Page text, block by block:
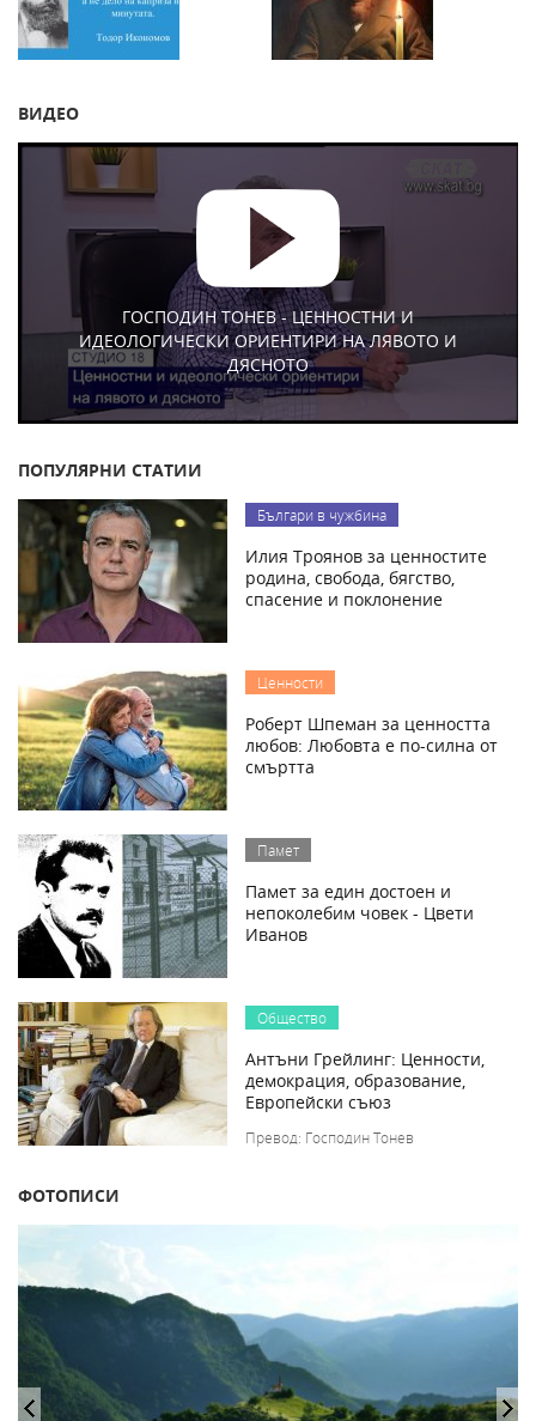
ВИДЕО
ГОСПОДИН ТОНЕВ - ЦЕННОСТНИ И
ИДЕОЛОГИЧЕСКИ ОРИЕНТИРИ НА ЛЯВОТО И
ДЯСНОТО
ПОПУЛЯРНИ СТАТИИ
Българи в чужбина
Илия Троянов за ценностите
родина, свобода, бягство,
спасение и поклонение
Ценности
Роберт Шпеман за ценността
любов: Любовта е по-силна от
смъртта
Памет
Памет за един достоен и
непоколебим човек - Цвети
Иванов
Общество
Антъни Грейлинг: Ценности,
демокрация, образование,
Европейски съюз
Превод: Господин Тонев
ФОТОПИСИ